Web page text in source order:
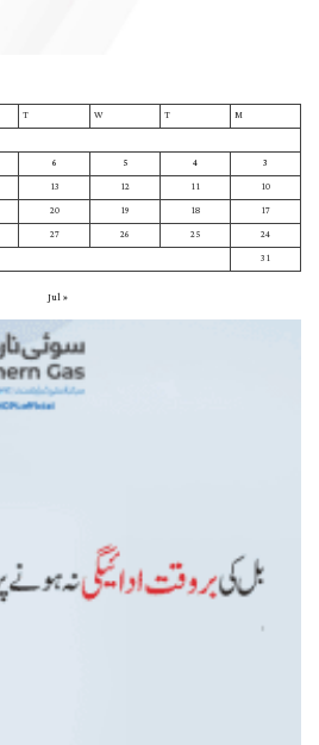
M
T
W
T
3
4
5
6
10
11
12
13
17
18
19
20
24
25
26
27
31
« Jul